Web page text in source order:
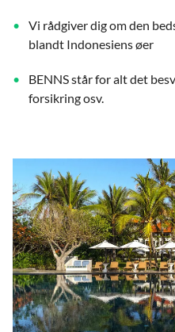
Vi rådgiver dig om den
blandt Indonesiens øer
BENNS står for alt det
forsikring osv.